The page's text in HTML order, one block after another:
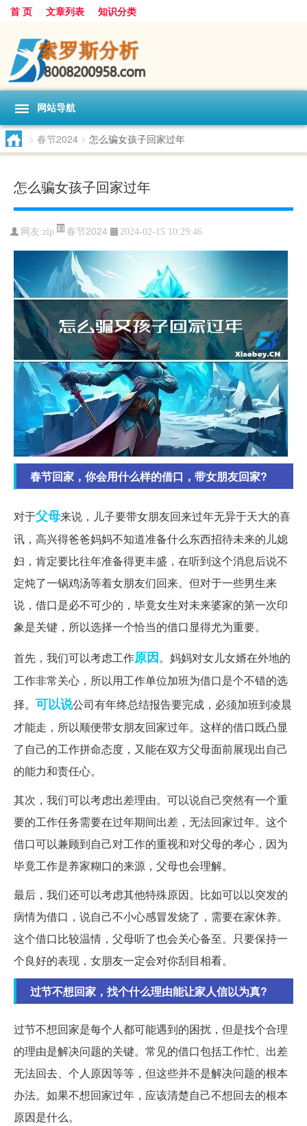
首 页 文章列表 知识分类
网站导航
> 春节2024 > 怎么骗女孩子回家过年
怎么骗女孩子回家过年
网友:zlp 春节2024 2024-02-15 10:29:46
春节回家，你会用什么样的借口，带女朋友回家?
对于父母来说，儿子要带女朋友回来过年无异于天大的喜
讯，高兴得爸爸妈妈不知道准备什么东西招待未来的儿媳
妇，肯定要比往年准备得更丰盛，在听到这个消息后说不
定炖了一锅鸡汤等着女朋友们回来。但对于一些男生来
说，借口是必不可少的，毕竟女生对未来婆家的第一次印
象是关键，所以选择一个恰当的借口显得尤为重要。
首先，我们可以考虑工作原因。妈妈对女儿女婿在外地的
工作非常关心，所以用工作单位加班为借口是个不错的选
择。 可以说公司有年终总结报告要完成，必须加班到凌晨
才能走，所以顺便带女朋友回家过年。这样的借口既凸显
了自己的工作拼命态度，又能在双方父母面前展现出自己
的能力和责任心。
其次，我们可以考虑出差理由。可以说自己突然有一个重
要的工作任务需要在过年期间出差，无法回家过年。这个
借口可以兼顾到自己对工作的重视和对父母的孝心，因为
毕竟工作是养家糊口的来源，父母也会理解。
最后，我们还可以考虑其他特殊原因。比如可以以突发的
病情为借口，说自己不小心感冒发烧了，需要在家休养。
这个借口比较温情，父母听了也会关心备至。只要保持一
个良好的表现，女朋友一定会对你刮目相看。
过节不想回家，找个什么理由能让家人信以为真?
过节不想回家是每个人都可能遇到的困扰，但是找个合理
的理由是解决问题的关键。常见的借口包括工作忙、出差
无法回去、个人原因等等，但这些并不是解决问题的根本
办法。如果不想回家过年，应该清楚自己不想回去的根本
原因是什么。